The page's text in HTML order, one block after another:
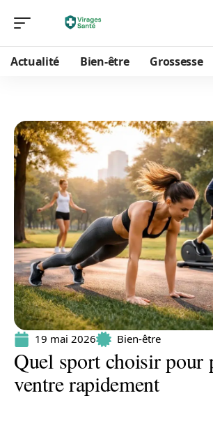
Actualité Bien-être Grossesse
19 mai 2026 Bien-être
Quel sport choisir pour
ventre rapidement